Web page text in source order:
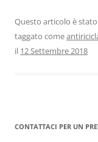
Questo articolo è
taggato come
il 12 Settembre 2018
CONTATTACI PER UN